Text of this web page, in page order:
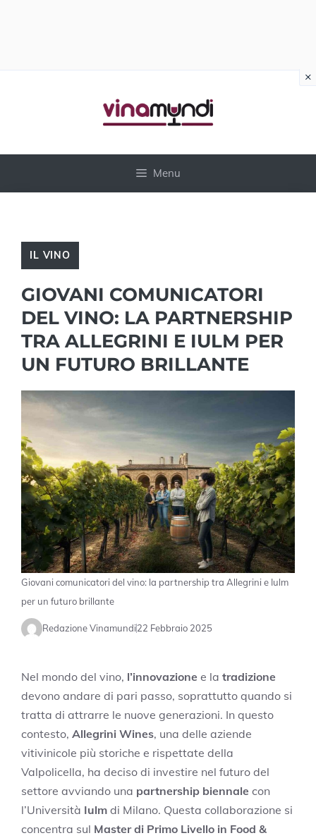
Menu
IL VINO
GIOVANI COMUNICATORI
DEL VINO: LA PARTNERSHIP
TRA ALLEGRINI E IULM PER
UN FUTURO BRILLANTE
Giovani comunicatori del vino: la partnership tra Allegrini e Iulm
per un futuro brillante
Redazione Vinamundi22 Febbraio 2025
Nel mondo del vino, l’innovazione e la tradizione
devono andare di pari passo, soprattutto quando si
tratta di attrarre le nuove generazioni. In questo
contesto, Allegrini Wines, una delle aziende
vitivinicole più storiche e rispettate della
Valpolicella, ha deciso di investire nel futuro del
settore avviando una partnership biennale con
l’Università Iulm di Milano. Questa collaborazione si
concentra sul Master di Primo Livello in Food &
×